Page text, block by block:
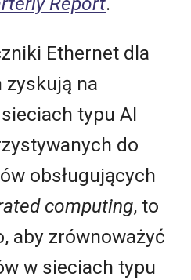
Ethernet dla
zyskują na
typu AI
do
obsługujących
computing, to
aby zrównoważyć
w sieciach typu